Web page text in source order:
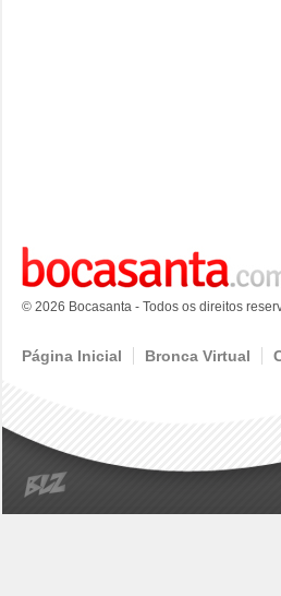
© 2026 Bocasanta - Todos os direitos
Página Inicial Bronca Virtual